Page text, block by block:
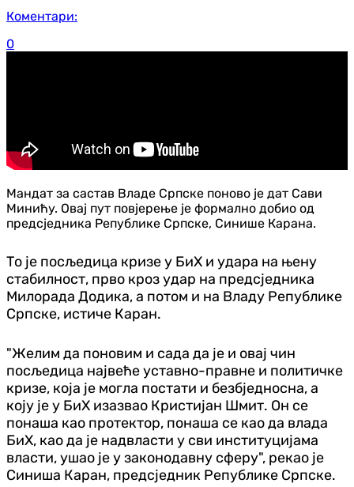
Коментари:
0
Мандат за састав Владе Српске поново је дат Сави
Минићу. Овај пут повјерење је формално добио од
предсједника Републике Српске, Синише Карана.
То је посљедица кризе у БиХ и удара на њену
стабилност, прво кроз удар на предсједника
Милорада Додика, а потом и на Владу Републике
Српске, истиче Каран.
"Желим да поновим и сада да је и овај чин
посљедица највеће уставно-правне и политичке
кризе, која је могла постати и безбједносна, а
коју је у БиХ изазвао Кристијан Шмит. Он се
понаша као протектор, понаша се као да влада
БиХ, као да је надвласти у сви институцијама
власти, ушао је у законодавну сферу", рекао је
Синиша Каран, предсједник Републике Српске.